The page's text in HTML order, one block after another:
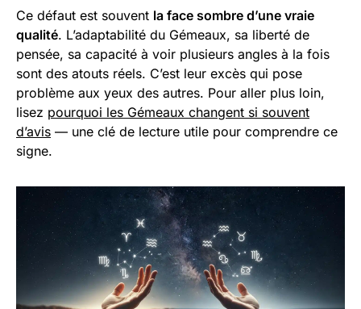
Ce défaut est souvent la face sombre d’une vraie
qualité. L’adaptabilité du Gémeaux, sa liberté de
pensée, sa capacité à voir plusieurs angles à la fois
sont des atouts réels. C’est leur excès qui pose
problème aux yeux des autres. Pour aller plus loin,
lisez pourquoi les Gémeaux changent si souvent
d’avis — une clé de lecture utile pour comprendre ce
signe.